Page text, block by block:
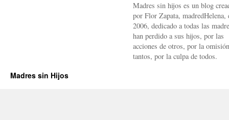
Madres sin hijos es un blog
por Flor Zapata, madredHelena,
2006, dedicado a todas las
han perdido a sus hijos, por las
acciones de otros, por la
tantos, por la culpa de todos.
Madres sin Hijos